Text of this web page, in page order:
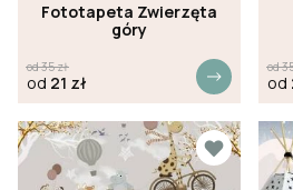
Fototapeta Zwierzęta
góry
od35zł
od 21 zł
od
od